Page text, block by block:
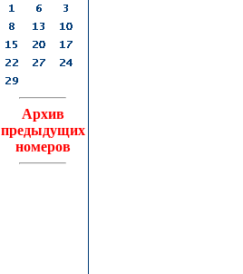
Архив
предыдущих
номеров